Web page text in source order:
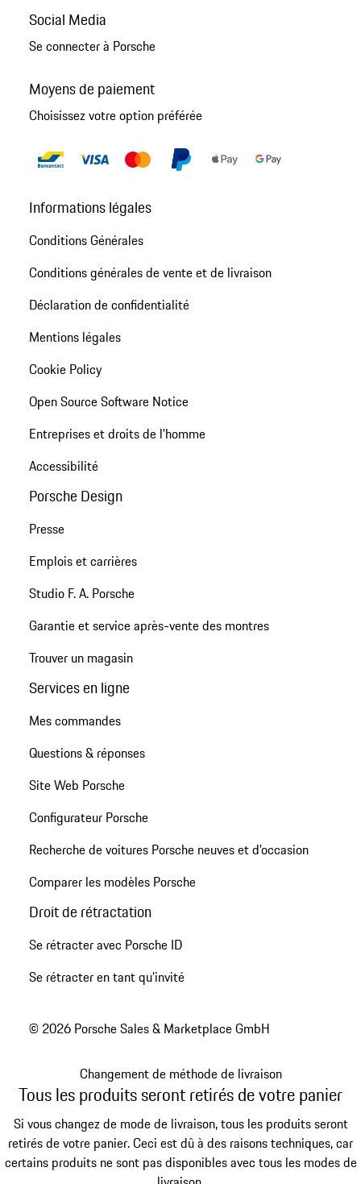
Social Media
Se connecter à Porsche
Moyens de paiement
Choisissez votre option préférée
Informations légales
Conditions Générales
Conditions générales de vente et de livraison
Déclaration de confidentialité
Mentions légales
Cookie Policy
Open Source Software Notice
Entreprises et droits de l'homme
Accessibilité
Porsche Design
Presse
Emplois et carrières
Studio F. A. Porsche
Garantie et service après-vente des montres
Trouver un magasin
Services en ligne
Mes commandes
Questions & réponses
Site Web Porsche
Configurateur Porsche
Recherche de voitures Porsche neuves et d'occasion
Comparer les modèles Porsche
Droit de rétractation
Se rétracter avec Porsche ID
Se rétracter en tant qu’invité
© 2026 Porsche Sales & Marketplace GmbH
Changement de méthode de livraison
Tous les produits seront retirés de votre panier
Si vous changez de mode de livraison, tous les produits seront
retirés de votre panier. Ceci est dû à des raisons techniques, car
certains produits ne sont pas disponibles avec tous les modes de